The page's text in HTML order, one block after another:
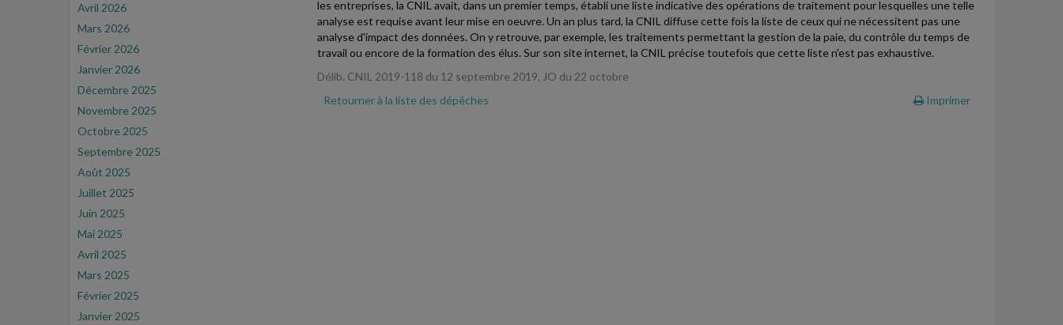
Avril 2026
Mars 2026
Février 2026
Janvier 2026
Décembre 2025
Novembre 2025
Octobre 2025
Septembre 2025
Août 2025
Juillet 2025
Juin 2025
Mai 2025
Avril 2025
Mars 2025
Février 2025
Janvier 2025
les entreprises, la CNIL avait, dans un premier temps, établi une liste indicative des opérations de traitement pour lesquelles une telle
analyse est requise avant leur mise en oeuvre. Un an plus tard, la CNIL diffuse cette fois la liste de ceux qui ne nécessitent pas une
analyse d'impact des données. On y retrouve, par exemple, les traitements permettant la gestion de la paie, du contrôle du temps de
travail ou encore de la formation des élus. Sur son site internet, la CNIL précise toutefois que cette liste n'est pas exhaustive.
Délib. CNIL 2019-118 du 12 septembre 2019, JO du 22 octobre
Retourner à la liste des dépêches
Imprimer